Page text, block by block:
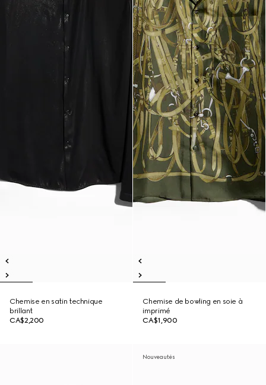
Chemise en satin technique
brillant
CA$2,200
Chemise de bowling en soie à
imprimé
CA$1,900
Nouveautés